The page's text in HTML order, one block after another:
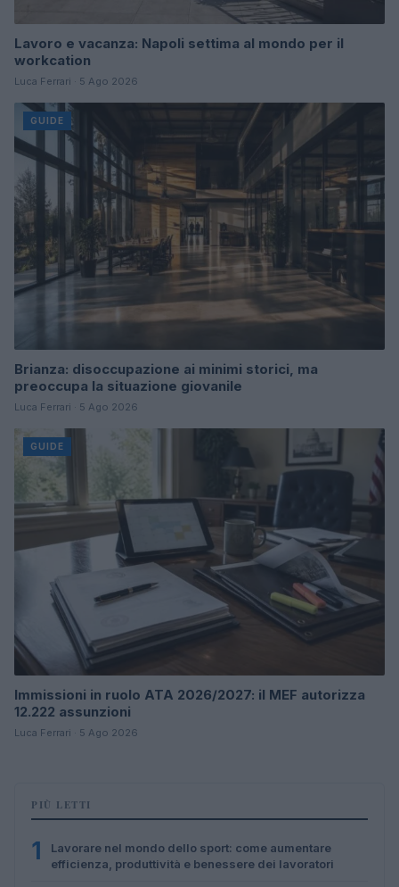
Lavoro e vacanza: Napoli settima al mondo per il
workcation
Luca Ferrari · 5 Ago 2026
GUIDE
Brianza: disoccupazione ai minimi storici, ma
preoccupa la situazione giovanile
Luca Ferrari · 5 Ago 2026
GUIDE
Immissioni in ruolo ATA 2026/2027: il MEF autorizza
12.222 assunzioni
Luca Ferrari · 5 Ago 2026
PIÙ LETTI
1
Lavorare nel mondo dello sport: come aumentare
efficienza, produttività e benessere dei lavoratori